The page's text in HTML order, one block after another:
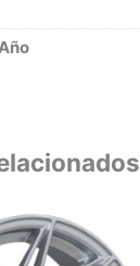
Año